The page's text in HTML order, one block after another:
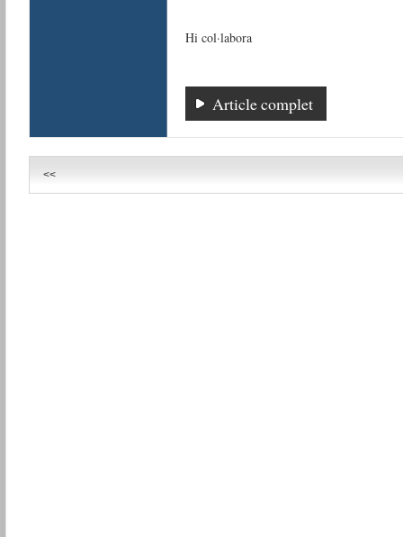
Hi col·labora
Article complet
<<